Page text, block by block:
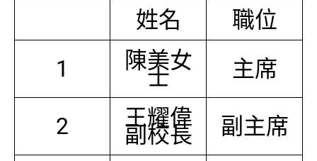
姓名
職位
1
陳美女
士 主席
2 王耀偉
副校長 副主席